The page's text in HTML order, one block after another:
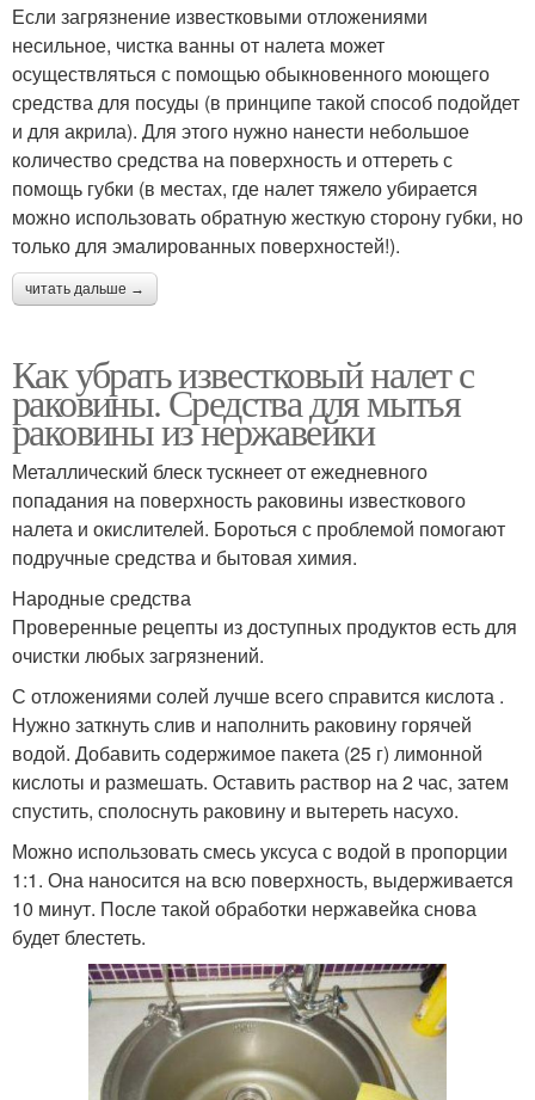
Если загрязнение известковыми отложениями
несильное, чистка ванны от налета может
осуществляться с помощью обыкновенного моющего
средства для посуды (в принципе такой способ подойдет
и для акрила). Для этого нужно нанести небольшое
количество средства на поверхность и оттереть с
помощь губки (в местах, где налет тяжело убирается
можно использовать обратную жесткую сторону губки, но
только для эмалированных поверхностей!).
читать дальше →
Как убрать известковый налет с
раковины. Средства для мытья
раковины из нержавейки
Металлический блеск тускнеет от ежедневного
попадания на поверхность раковины известкового
налета и окислителей. Бороться с проблемой помогают
подручные средства и бытовая химия.
Народные средства
Проверенные рецепты из доступных продуктов есть для
очистки любых загрязнений.
С отложениями солей лучше всего справится кислота .
Нужно заткнуть слив и наполнить раковину горячей
водой. Добавить содержимое пакета (25 г) лимонной
кислоты и размешать. Оставить раствор на 2 час, затем
спустить, сполоснуть раковину и вытереть насухо.
Можно использовать смесь уксуса с водой в пропорции
1:1. Она наносится на всю поверхность, выдерживается
10 минут. После такой обработки нержавейка снова
будет блестеть.